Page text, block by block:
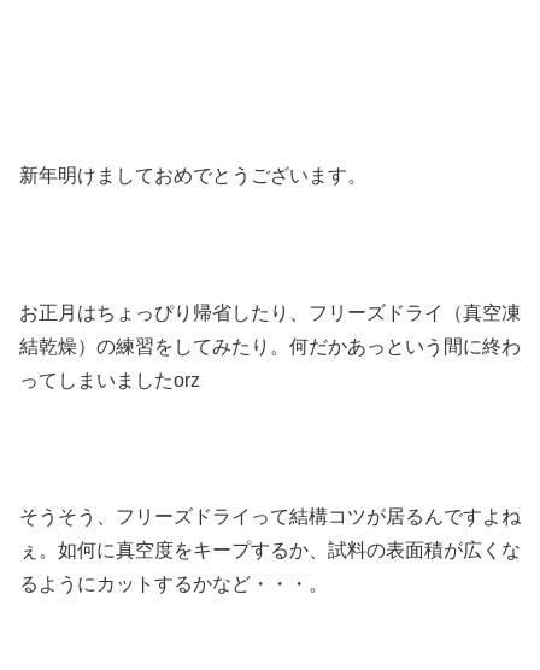
新年明けましておめでとうございます。
お正月はちょっぴり帰省したり、フリーズドライ（真空凍
結乾燥）の練習をしてみたり。何だかあっという間に終わ
ってしまいましたorz
そうそう、フリーズドライって結構コツが居るんですよね
ぇ。如何に真空度をキープするか、試料の表面積が広くな
るようにカットするかなど・・・。